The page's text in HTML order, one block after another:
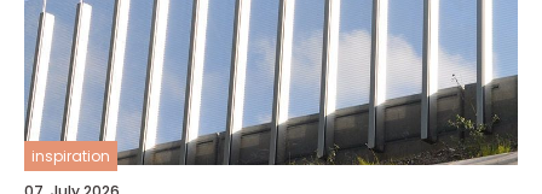
inspiration